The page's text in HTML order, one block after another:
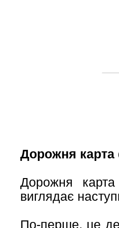
Дорожня карта
Дорожня
виглядає
По-перше, це